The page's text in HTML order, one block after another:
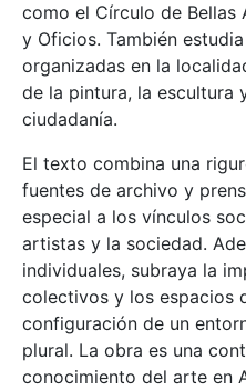
como el Círculo de Bellas
y Oficios. También
organizadas en la
de la pintura, la escultura
ciudadanía.
El texto combina una
fuentes de archivo y
especial a los vínculos
artistas y la sociedad.
individuales, subraya la
colectivos y los espacios
configuración de un
plural. La obra es una
conocimiento del arte en